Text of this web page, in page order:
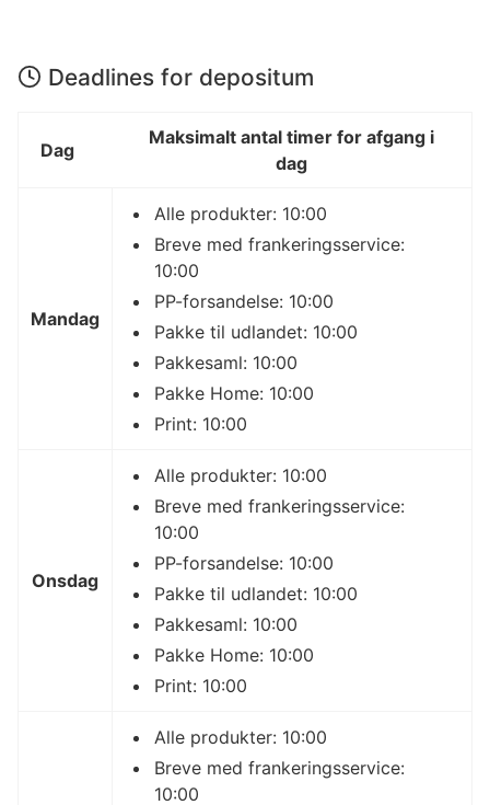
Deadlines for depositum
Dag
Maksimalt antal timer for afgang i
dag
Mandag
Alle produkter: 10:00
Breve med frankeringsservice:
10:00
PP-forsandelse: 10:00
Pakke til udlandet: 10:00
Pakkesaml: 10:00
Pakke Home: 10:00
Print: 10:00
Onsdag
Alle produkter: 10:00
Breve med frankeringsservice:
10:00
PP-forsandelse: 10:00
Pakke til udlandet: 10:00
Pakkesaml: 10:00
Pakke Home: 10:00
Print: 10:00
Alle produkter: 10:00
Breve med frankeringsservice:
10:00